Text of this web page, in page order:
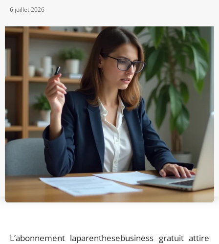
6 juillet 2026
L’abonnement laparenthesebusiness gratuit attire